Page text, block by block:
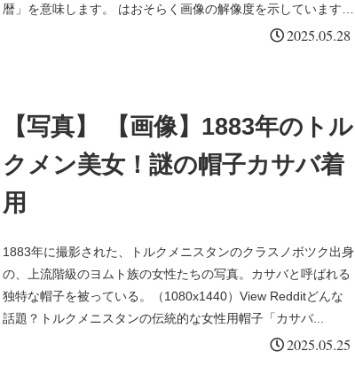
暦」を意味します。 はおそらく画像の解像度を示しています。
2025.05.28
【写真】 【画像】1883年のトル
クメン美女！謎の帽子カサバ着
用
1883年に撮影された、トルクメニスタンのクラスノボツク出身
の、上流階級のヨムト族の女性たちの写真。カサバと呼ばれる
独特な帽子を被っている。（1080x1440）View Redditどんな
話題？トルクメニスタンの伝統的な女性用帽子「カサバ...
2025.05.25